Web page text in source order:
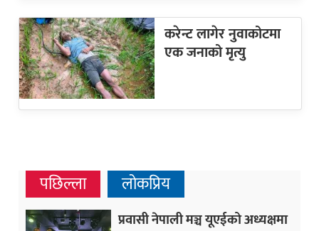
करेन्ट लागेर नुवाकोटमा
एक जनाको मृत्यु
पछिल्ला लोकप्रिय
प्रवासी नेपाली मञ्च यूएईको अध्यक्षमा